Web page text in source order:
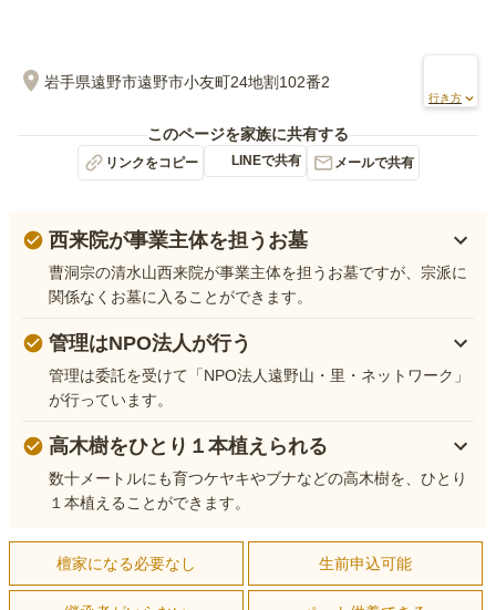
岩手県遠野市遠野市小友町24地割102番2
行き方
このページを家族に共有する
リンクをコピー LINEで共有 メールで共有
西来院が事業主体を担うお墓
曹洞宗の清水山西来院が事業主体を担うお墓ですが、宗派に
関係なくお墓に入ることができます。
管理はNPO法人が行う
管理は委託を受けて「NPO法人遠野山・里・ネットワーク」
が行っています。
高木樹をひとり１本植えられる
数十メートルにも育つケヤキやブナなどの高木樹を、ひとり
１本植えることができます。
檀家になる必要なし 生前申込可能